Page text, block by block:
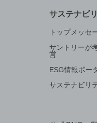
サステナビ
トップメッセ
サントリーが
営
ESG情報ポー
サステナビリ